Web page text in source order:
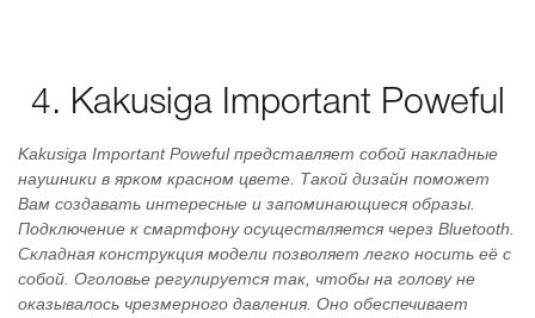
4. Kakusiga Important Poweful
Kakusiga Important Poweful представляет собой накладные
наушники в ярком красном цвете. Такой дизайн поможет
Вам создавать интересные и запоминающиеся образы.
Подключение к смартфону осуществляется через Bluetooth.
Складная конструкция модели позволяет легко носить её с
собой. Оголовье регулируется так, чтобы на голову не
оказывалось чрезмерного давления. Оно обеспечивает